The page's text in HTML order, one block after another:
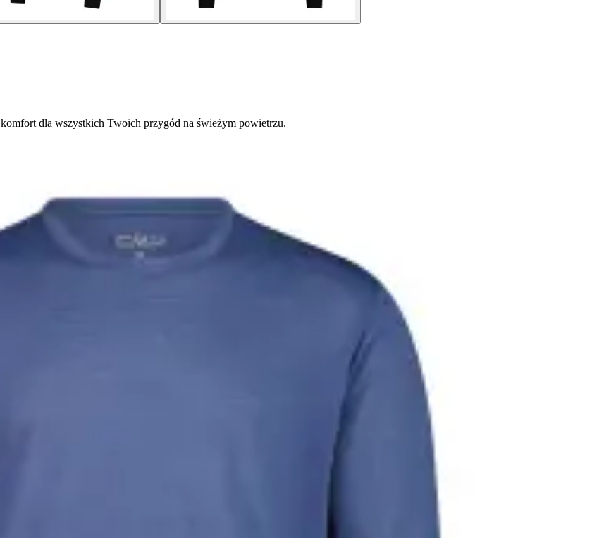
dla wszystkich Twoich przygód na świeżym powietrzu.